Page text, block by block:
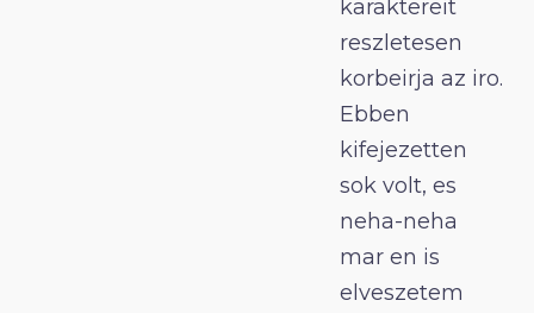
karaktereit
reszletesen
korbeirja az iro.
Ebben
kifejezetten
sok volt, es
neha-neha
mar en is
elveszetem